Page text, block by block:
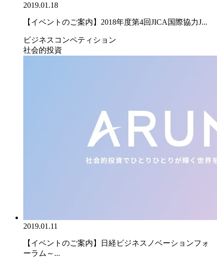
2019.01.18
【イベントのご案内】2018年度第4回JICA国際協力J...
ビジネスコンペティション
社会的投資
2019.01.11
【イベントのご案内】日経ビジネスノベーションフォ
ーラム～...